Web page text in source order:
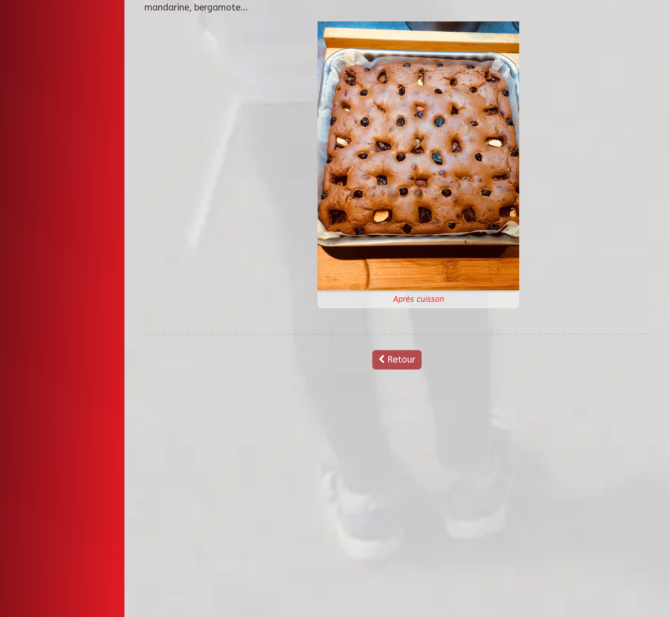
mandarine, bergamote…
Après cuisson
Retour